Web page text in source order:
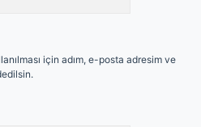
için adım, e-posta adresim ve